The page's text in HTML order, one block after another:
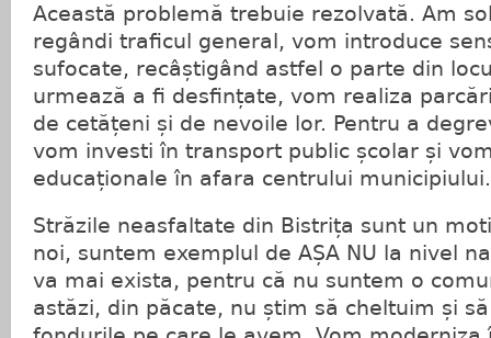
Această problemă trebuie rezolvată. Am
regândi traficul general, vom introduce
sufocate, recâștigând astfel o parte din
urmează a fi desfințate, vom realiza
de cetățeni și de nevoile lor. Pentru a
vom investi în transport public școlar și
educaționale în afara centrului municipiului.
Străzile neasfaltate din Bistrița sunt un
noi, suntem exemplul de AȘA NU la nivel
va mai exista, pentru că nu suntem o
astăzi, din păcate, nu știm să cheltuim și